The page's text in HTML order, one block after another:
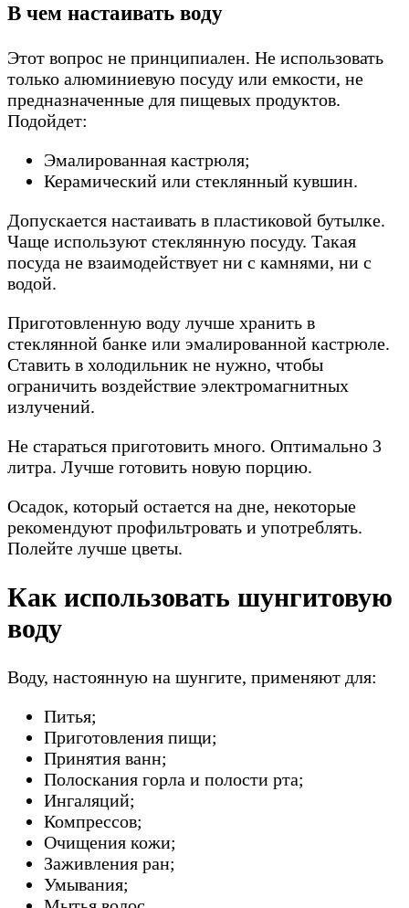
В чем настаивать воду
Этот вопрос не принципиален. Не использовать
только алюминиевую посуду или емкости, не
предназначенные для пищевых продуктов.
Подойдет:
Эмалированная кастрюля;
Керамический или стеклянный кувшин.
Допускается настаивать в пластиковой бутылке.
Чаще используют стеклянную посуду. Такая
посуда не взаимодействует ни с камнями, ни с
водой.
Приготовленную воду лучше хранить в
стеклянной банке или эмалированной кастрюле.
Ставить в холодильник не нужно, чтобы
ограничить воздействие электромагнитных
излучений.
Не стараться приготовить много. Оптимально 3
литра. Лучше готовить новую порцию.
Осадок, который остается на дне, некоторые
рекомендуют профильтровать и употреблять.
Полейте лучше цветы.
Как использовать шунгитовую
воду
Воду, настоянную на шунгите, применяют для:
Питья;
Приготовления пищи;
Принятия ванн;
Полоскания горла и полости рта;
Ингаляций;
Компрессов;
Очищения кожи;
Заживления ран;
Умывания;